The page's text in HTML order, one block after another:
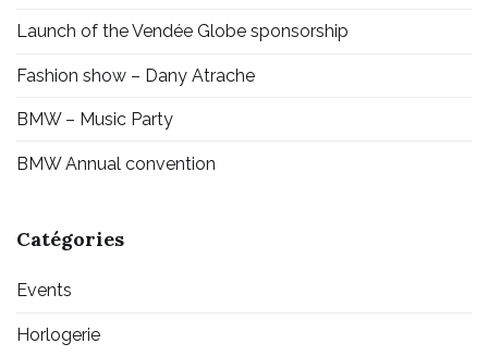
Launch of the Vendée Globe sponsorship
Fashion show – Dany Atrache
BMW – Music Party
BMW Annual convention
Catégories
Events
Horlogerie